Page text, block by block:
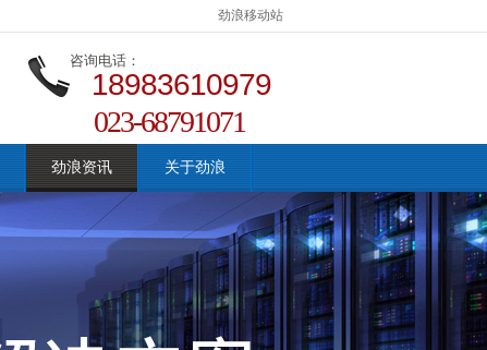
劲浪移动站
咨询电话：
18983610979
023-68791071
劲浪资讯 关于劲浪